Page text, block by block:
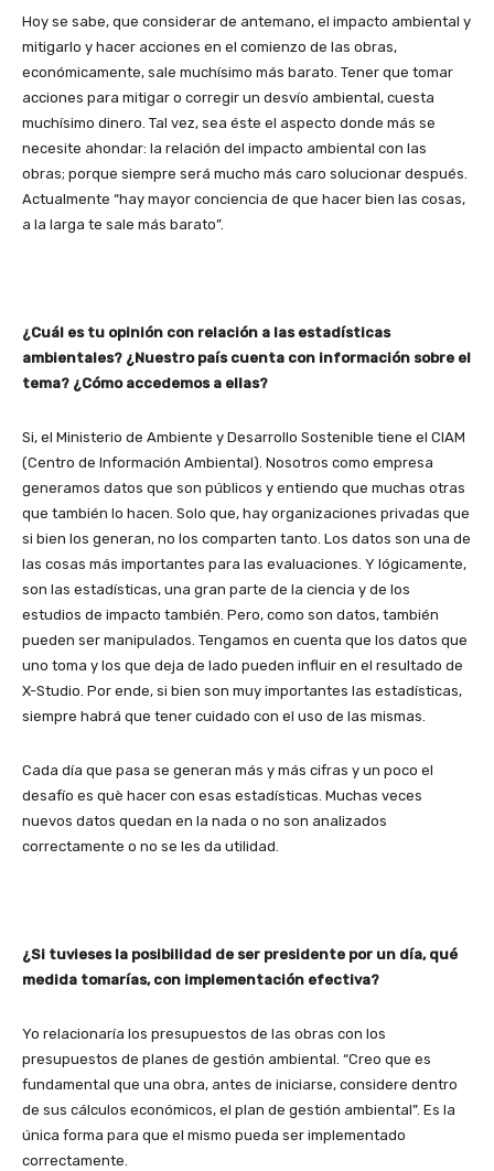
Hoy se sabe, que considerar de antemano, el impacto ambiental y
mitigarlo y hacer acciones en el comienzo de las obras,
económicamente, sale muchísimo más barato. Tener que tomar
acciones para mitigar o corregir un desvío ambiental, cuesta
muchísimo dinero. Tal vez, sea éste el aspecto donde más se
necesite ahondar: la relación del impacto ambiental con las
obras; porque siempre será mucho más caro solucionar después.
Actualmente “hay mayor conciencia de que hacer bien las cosas,
a la larga te sale más barato”.
¿Cuál es tu opinión con relación a las estadísticas
ambientales? ¿Nuestro país cuenta con información sobre el
tema? ¿Cómo accedemos a ellas?
Si, el Ministerio de Ambiente y Desarrollo Sostenible tiene el CIAM
(Centro de Información Ambiental). Nosotros como empresa
generamos datos que son públicos y entiendo que muchas otras
que también lo hacen. Solo que, hay organizaciones privadas que
si bien los generan, no los comparten tanto. Los datos son una de
las cosas más importantes para las evaluaciones. Y lógicamente,
son las estadísticas, una gran parte de la ciencia y de los
estudios de impacto también. Pero, como son datos, también
pueden ser manipulados. Tengamos en cuenta que los datos que
uno toma y los que deja de lado pueden influir en el resultado de
X-Studio. Por ende, si bien son muy importantes las estadísticas,
siempre habrá que tener cuidado con el uso de las mismas.
Cada día que pasa se generan más y más cifras y un poco el
desafío es què hacer con esas estadísticas. Muchas veces
nuevos datos quedan en la nada o no son analizados
correctamente o no se les da utilidad.
¿Si tuvieses la posibilidad de ser presidente por un día, qué
medida tomarías, con implementación efectiva?
Yo relacionaría los presupuestos de las obras con los
presupuestos de planes de gestión ambiental. “Creo que es
fundamental que una obra, antes de iniciarse, considere dentro
de sus cálculos económicos, el plan de gestión ambiental”. Es la
única forma para que el mismo pueda ser implementado
correctamente.